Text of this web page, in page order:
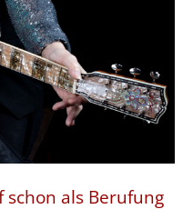
schon als Berufung